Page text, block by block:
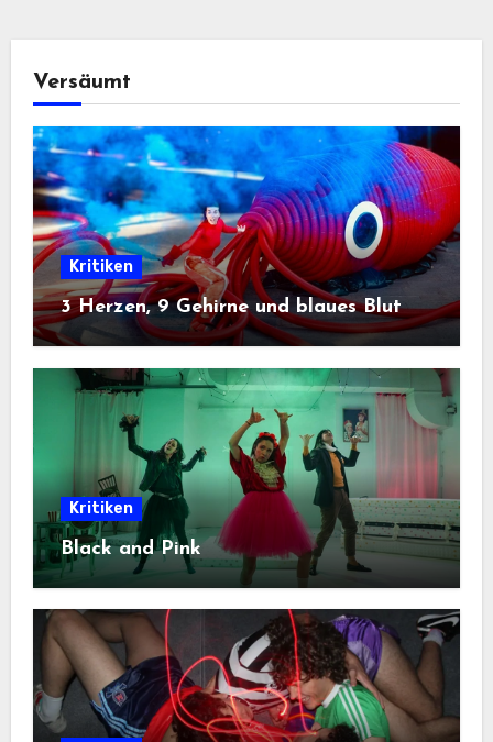
Versäumt
Kritiken
3 Herzen, 9 Gehirne und blaues Blut
Kritiken
Black and Pink